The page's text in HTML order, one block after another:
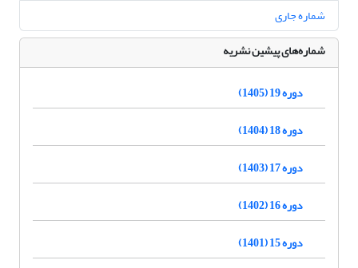
شماره جاری
شماره‌های پیشین نشریه
دوره 19 (1405)
دوره 18 (1404)
دوره 17 (1403)
دوره 16 (1402)
دوره 15 (1401)